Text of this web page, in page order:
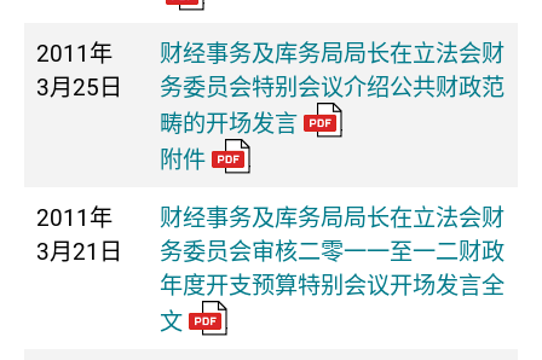
2011年
3月25日
财经事务及库务局局长在立法会财
务委员会特别会议介绍公共财政范
畴的开场发言
附件
2011年
3月21日
财经事务及库务局局长在立法会财
务委员会审核二零一一至一二财政
年度开支预算特别会议开场发言全
文